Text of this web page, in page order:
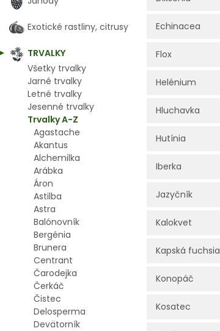
Echinacea
Flox
Helénium
Hluchavka
Hutínia
Iberka
Jazyčník
Kalokvet
Kapská fuchsia
Konopáč
Kosatec
Exotické rastliny, citrusy
TRVALKY
Všetky trvalky
Jarné trvalky
Letné trvalky
Jesenné trvalky
Trvalky A-Z
Agastache
Akantus
Alchemilka
Arábka
Áron
Astilba
Astra
Balónovník
Bergénia
Brunera
Centrant
Čarodejka
Čerkáč
Čistec
Delosperma
Devätorník